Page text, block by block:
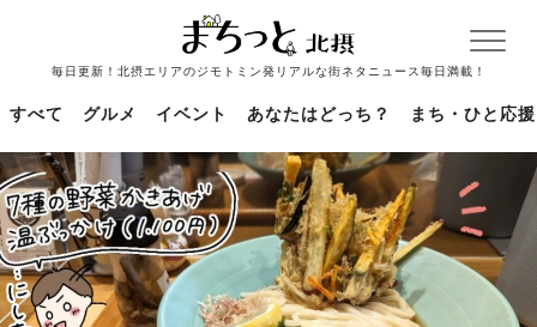
毎日更新！北摂エリアのジモトミン発リアルな街ネタニュース毎日満載！
すべて グルメ イベント あなたはどっち？ まち・ひと応援